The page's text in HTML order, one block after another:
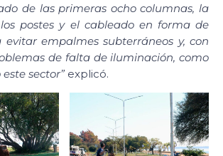
de las primeras ocho columnas, la
postes y el cableado en forma de
empalmes subterráneos y, con
de falta de iluminación, como
sector” explicó.